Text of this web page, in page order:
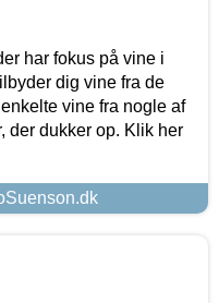
har fokus på vine i
dig vine fra de
vine fra nogle af
der dukker op. Klik her